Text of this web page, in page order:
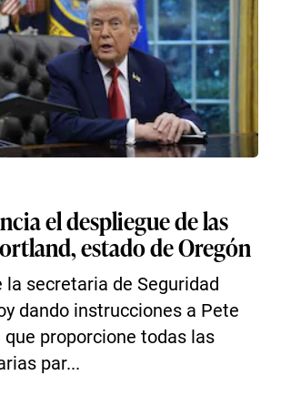
el despliegue de las
estado de Oregón
la secretaria de Seguridad
dando instrucciones a Pete
que proporcione todas las
par...